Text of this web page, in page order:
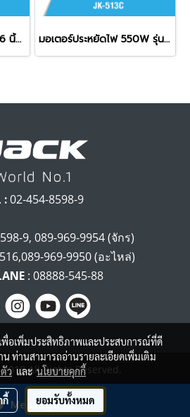
Message Us
เครื่องตัดผ้าใบตรงขนาด 6 นิ้ว 850W JACK รุ่น T3 ' 6 / 850W มอเตอร์ประหยัดไฟ 550W รุ่น JK-513C
:02-454-8598-9
9, 089-969-9954 (จักร)
969-9950 (อะไหล่)
: 08888-545-88
All Rights Reserved.
มวันนี้
206
พื่อเพิ่มประสิทธิภาพและประสบการณ์ที่ดี
น ท่านสามารถอ่านรายละเอียดเพิ่มเติม
วและ นโยบายคุกกี้
กี้ ยอมรับทั้งหมด